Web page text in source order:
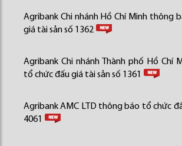
Agribank Chi nhánh Hồ Chí Minh thông
giá tài sản số 1362
Agribank Chi nhánh Thành phố Hồ Chí
tổ chức đấu giá tài sản số 1361
Agribank AMC LTD thông báo tổ chức
4061